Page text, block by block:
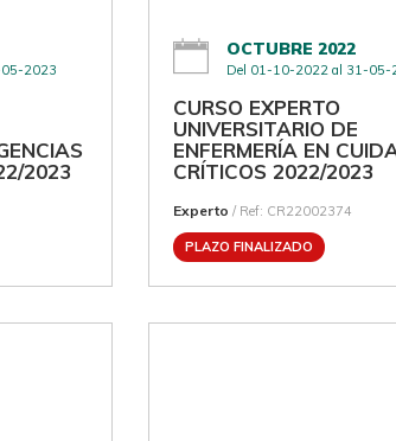
2023
2023
OCTUBRE 2022
Del 01-10-2022 al 31-05-
CURSO EXPERTO
UNIVERSITARIO DE
ENFERMERÍA EN
CRÍTICOS 2022/2023
Experto / Ref: CR22002374
PLAZO FINALIZADO